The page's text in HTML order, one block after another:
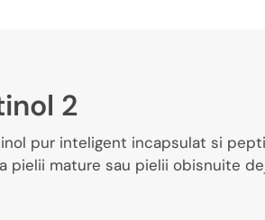
2
pur inteligent incapsulat si
pielii mature sau pielii obisnuite